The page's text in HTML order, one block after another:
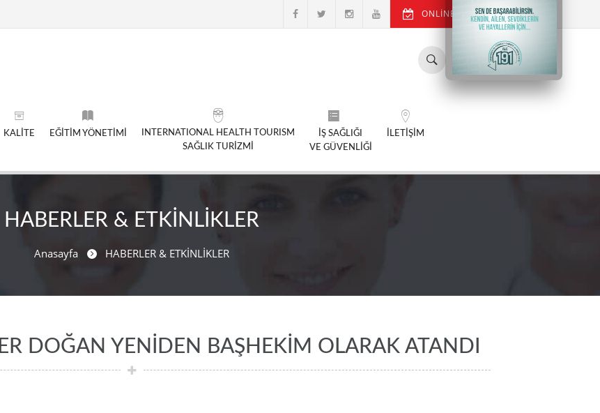
ONLİNE RANDEVU AL
KALİTE EĞİTİM YÖNETİMİ
INTERNATIONAL HEALTH TOURISM
SAĞLIK TURİZMİ
İŞ SAĞLIĞI
VE GÜVENLİĞİ
İLETİŞİM
HABERLER & ETKİNLİKLER
Anasayfa HABERLER & ETKİNLİKLER
DOĞAN YENİDEN BAŞHEKİM OLARAK ATANDI